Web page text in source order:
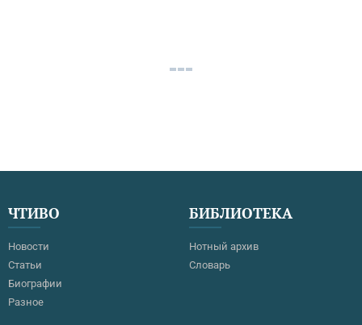
ЧТИВО
Новости
Статьи
Биографии
Разное
БИБЛИОТЕКА
Нотный архив
Словарь